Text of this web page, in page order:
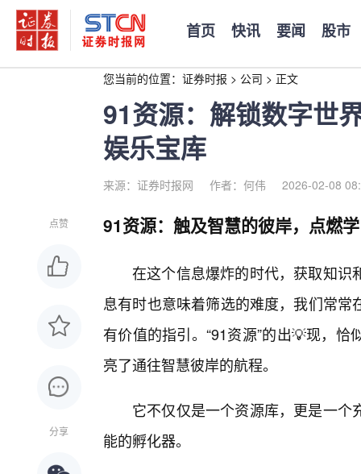
首页 快讯 要闻 股市
您当前的位置： 证券时报 > 公司 > 正文
91资源：解锁数字世
娱乐宝库
来源：证券时报网 作者：何伟 2026-02-08
点赞
分享
91资源：触及智慧的彼岸，点燃
在这个信息爆炸的时代，获取知识
息有时也意味着筛选的难度，我们常
有价值的指引。“91资源”的出💡现，
亮了通往智慧彼岸的航程。
它不仅仅是一个资源库，更是一
能的孵化器。